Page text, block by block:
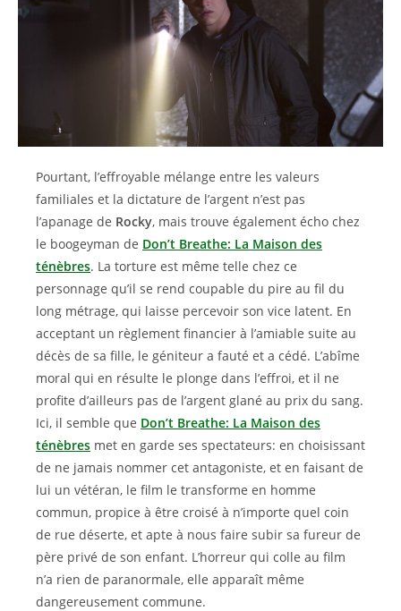
Pourtant, l’effroyable mélange entre les valeurs
familiales et la dictature de l’argent n’est pas
l’apanage de Rocky, mais trouve également écho chez
le boogeyman de Don’t Breathe: La Maison des
ténèbres. La torture est même telle chez ce
personnage qu’il se rend coupable du pire au fil du
long métrage, qui laisse percevoir son vice latent. En
acceptant un règlement financier à l’amiable suite au
décès de sa fille, le géniteur a fauté et a cédé. L’abîme
moral qui en résulte le plonge dans l’effroi, et il ne
profite d’ailleurs pas de l’argent glané au prix du sang.
Ici, il semble que Don’t Breathe: La Maison des
ténèbres met en garde ses spectateurs: en choisissant
de ne jamais nommer cet antagoniste, et en faisant de
lui un vétéran, le film le transforme en homme
commun, propice à être croisé à n’importe quel coin
de rue déserte, et apte à nous faire subir sa fureur de
père privé de son enfant. L’horreur qui colle au film
n’a rien de paranormale, elle apparaît même
dangereusement commune.